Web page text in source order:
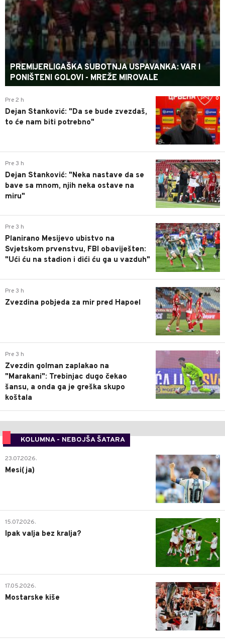
PREMIJERLIGAŠKA SUBOTNJA USPAVANKA: VAR I
PONIŠTENI GOLOVI - MREŽE MIROVALE
0
Pre 2 h
Dejan Stanković: "Da se bude zvezdaš,
to će nam biti potrebno"
0
Pre 3 h
Dejan Stanković: "Neka nastave da se
bave sa mnom, njih neka ostave na
miru"
0
Pre 3 h
Planirano Mesijevo ubistvo na
Svjetskom prvenstvu, FBI obaviješten:
"Ući ću na stadion i dići ću ga u vazduh"
0
Pre 3 h
Zvezdina pobjeda za mir pred Hapoel
0
Pre 3 h
Zvezdin golman zaplakao na
"Marakani": Trebinjac dugo čekao
šansu, a onda ga je greška skupo
koštala
KOLUMNA - NEBOJŠA ŠATARA
0
23.07.2026.
Mesi(ja)
2
15.07.2026.
Ipak valja bez kralja?
0
17.05.2026.
Mostarske kiše